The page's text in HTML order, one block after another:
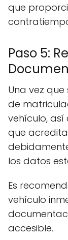
que
Paso 5:
Una vez
de
vehículo,
que
los datos
Es
vehículo
accesible.